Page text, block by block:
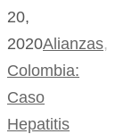
20,
2020Alianzas,
Colombia:
Caso
Hepatitis